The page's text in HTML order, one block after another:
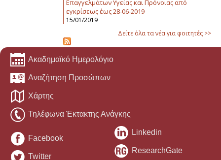
Επαγγελμάτων Υγείας και Πρόνοιας από
εγκρίσεως έως 28-06-2019
15/01/2019
Δείτε όλα τα νέα για φοιτητές >>
Ακαδημαϊκό Ημερολόγιο
Αναζήτηση Προσώπων
Χάρτης
Τηλέφωνα Έκτακτης Ανάγκης
Facebook
Twitter
Linkedin
ResearchGate